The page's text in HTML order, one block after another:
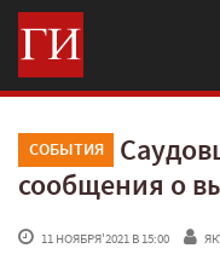
СОБЫТИЯ
сообщения о
11 НОЯБРЯ'2021 В 15:00